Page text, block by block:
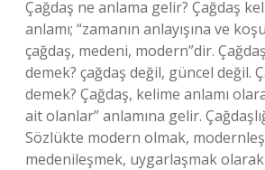
Çağdaş ne anlama gelir? Çağdaş
anlamı; “zamanın anlayışına ve
çağdaş, medeni, modern”dir.
demek? çağdaş değil, güncel değil.
demek? Çağdaş, kelime anlamı
ait olanlar” anlamına gelir.
Sözlükte modern olmak,
medenileşmek, uygarlaşmak olarak